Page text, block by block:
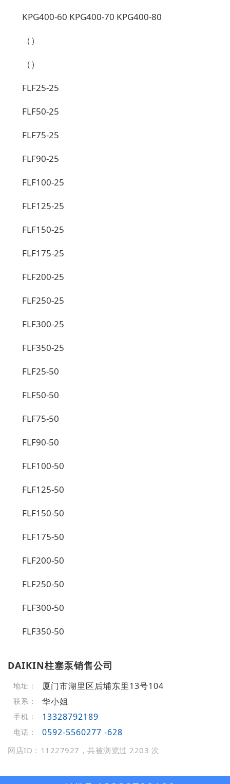
KPG400-60 KPG400-70 KPG400-80
（）
（）
FLF25-25
FLF50-25
FLF75-25
FLF90-25
FLF100-25
FLF125-25
FLF150-25
FLF175-25
FLF200-25
FLF250-25
FLF300-25
FLF350-25
FLF25-50
FLF50-50
FLF75-50
FLF90-50
FLF100-50
FLF125-50
FLF150-50
FLF175-50
FLF200-50
FLF250-50
FLF300-50
FLF350-50
DAIKIN柱塞泵销售公司
地址： 厦门市湖里区后埔东里13号104
联系： 华小姐
手机： 13328792189
电话： 0592-5560277 -628
网店ID：11227927，共被浏览过 2203 次